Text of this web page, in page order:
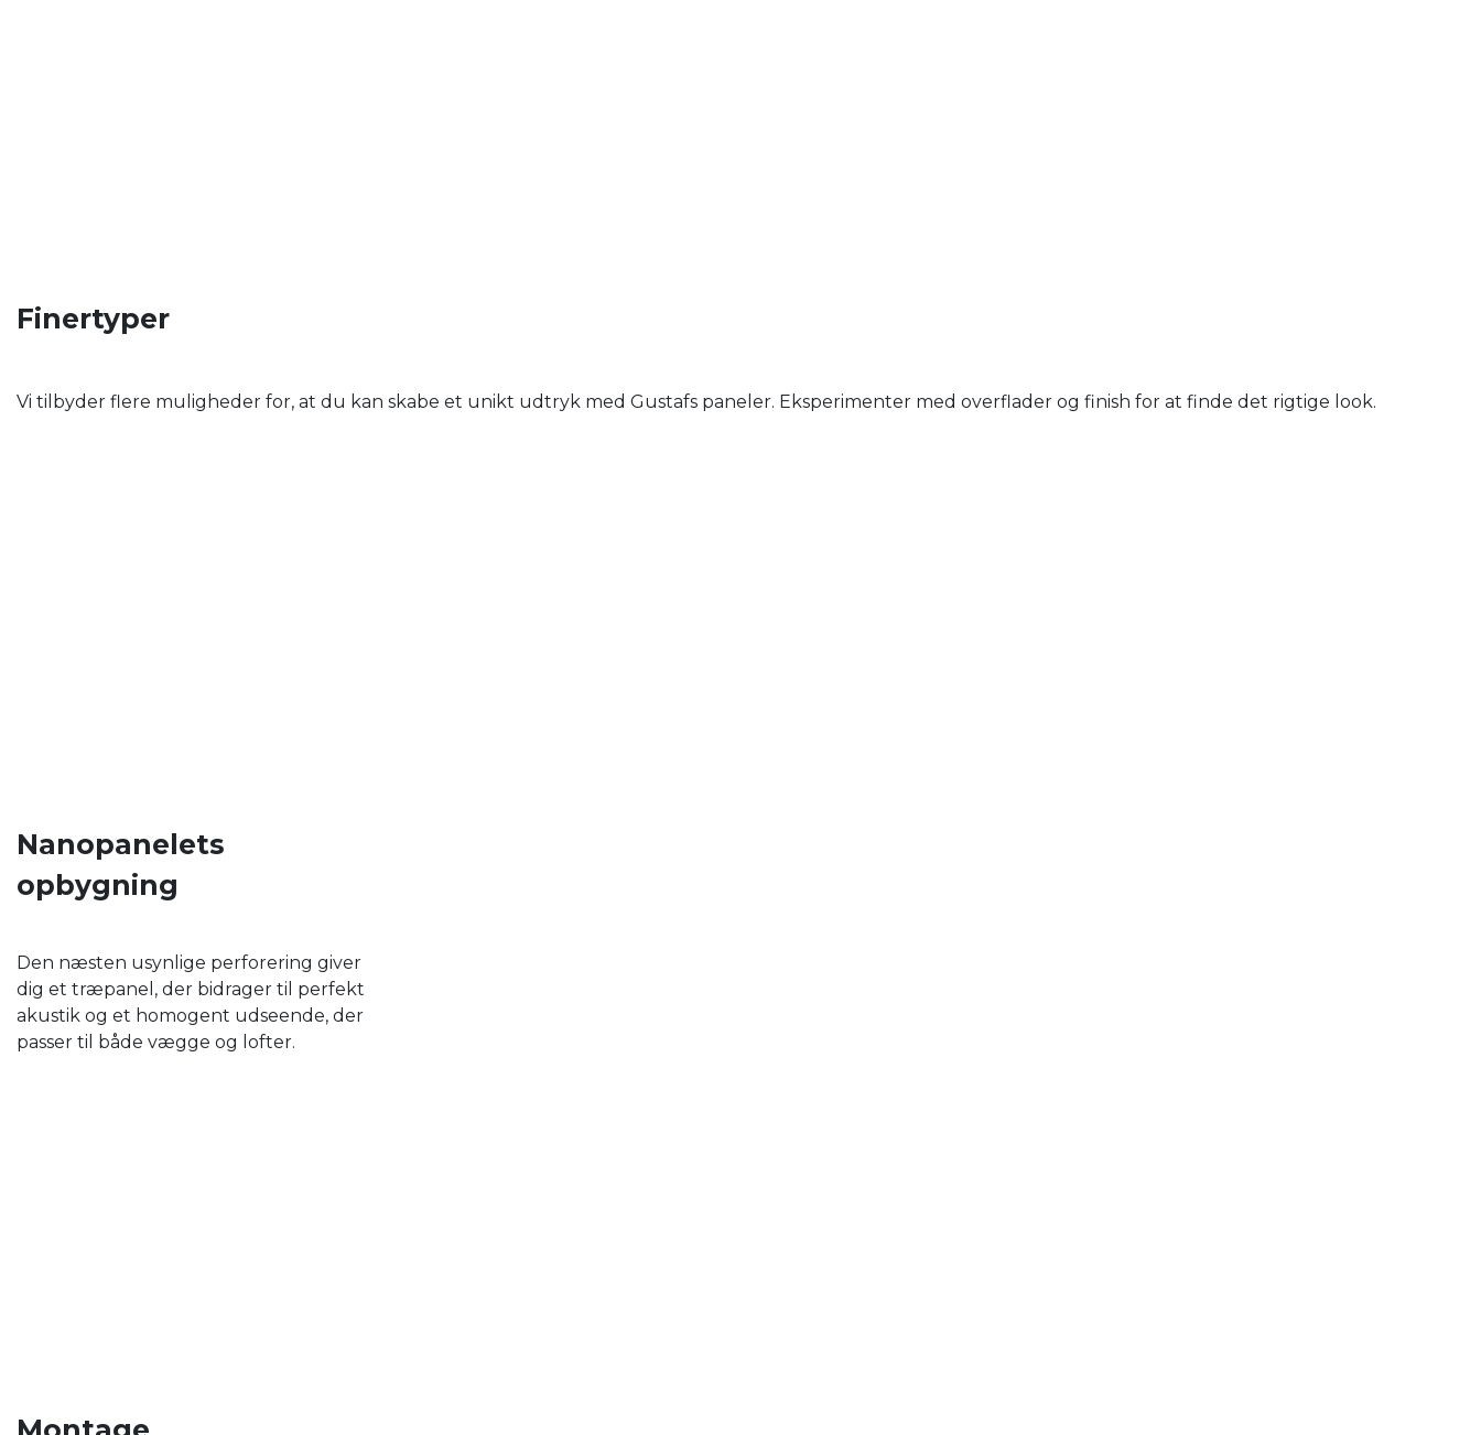
Finertyper
Vi tilbyder flere muligheder for, at du kan skabe et unikt udtryk med Gustafs paneler. Eksperimenter med overflader og finish for at finde det rigtige look.
Nanopanelets
opbygning
Den næsten usynlige perforering giver
dig et træpanel, der bidrager til perfekt
akustik og et homogent udseende, der
passer til både vægge og lofter.